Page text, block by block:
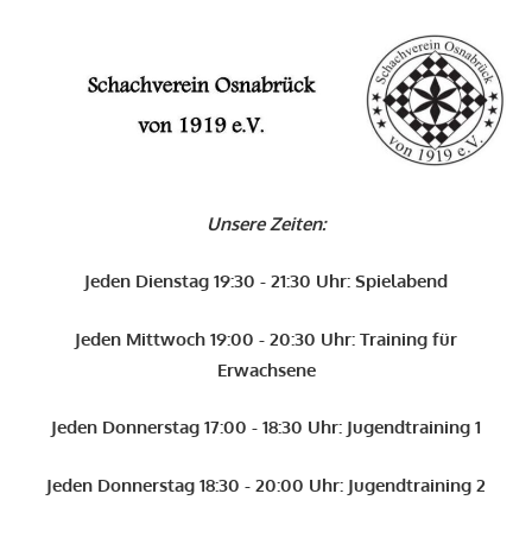
Unsere Zeiten:
Jeden Dienstag 19:30 - 21:30 Uhr: Spielabend
Jeden Mittwoch 19:00 - 20:30 Uhr: Training für
Erwachsene
Jeden Donnerstag 17:00 - 18:30 Uhr: Jugendtraining 1
Jeden Donnerstag 18:30 - 20:00 Uhr: Jugendtraining 2